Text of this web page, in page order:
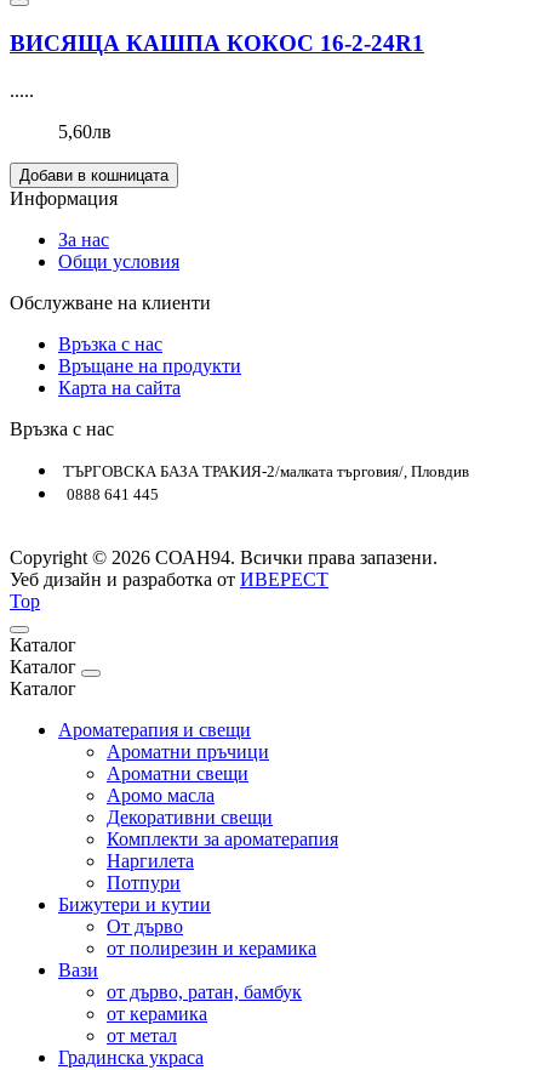
ВИСЯЩА КАШПА КОКОС 16-2-24R1
.....
5,60лв
Добави в кошницата
Информация
За нас
Общи условия
Обслужване на клиенти
Връзка с нас
Връщане на продукти
Карта на сайта
Връзка с нас
ТЪРГОВСКА БАЗА ТРАКИЯ-2/малката търговия/, Пловдив
0888 641 445
Copyright © 2026 СОАН94. Всички права запазени.
Уеб дизайн и разработка от ИВЕРЕСТ
Top
Каталог
Каталог
Каталог
Ароматерапия и свещи
Ароматни пръчици
Ароматни свещи
Аромо масла
Декоративни свещи
Комплекти за ароматерапия
Наргилета
Потпури
Бижутери и кутии
От дърво
от полирезин и керамика
Вази
от дърво, ратан, бамбук
от керамика
от метал
Градинска украса